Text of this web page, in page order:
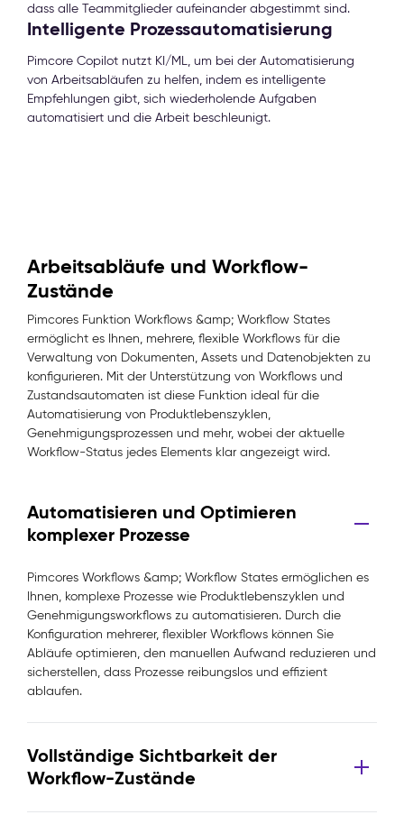
dass alle Teammitglieder aufeinander abgestimmt sind.
Intelligente Prozessautomatisierung
Pimcore Copilot nutzt KI/ML, um bei der Automatisierung
von Arbeitsabläufen zu helfen, indem es intelligente
Empfehlungen gibt, sich wiederholende Aufgaben
automatisiert und die Arbeit beschleunigt.
Arbeitsabläufe und Workflow-
Zustände
Pimcores Funktion Workflows &amp; Workflow States
ermöglicht es Ihnen, mehrere, flexible Workflows für die
Verwaltung von Dokumenten, Assets und Datenobjekten zu
konfigurieren. Mit der Unterstützung von Workflows und
Zustandsautomaten ist diese Funktion ideal für die
Automatisierung von Produktlebenszyklen,
Genehmigungsprozessen und mehr, wobei der aktuelle
Workflow-Status jedes Elements klar angezeigt wird.
Automatisieren und Optimieren
komplexer Prozesse
Pimcores Workflows &amp; Workflow States ermöglichen es
Ihnen, komplexe Prozesse wie Produktlebenszyklen und
Genehmigungsworkflows zu automatisieren. Durch die
Konfiguration mehrerer, flexibler Workflows können Sie
Abläufe optimieren, den manuellen Aufwand reduzieren und
sicherstellen, dass Prozesse reibungslos und effizient
ablaufen.
Vollständige Sichtbarkeit der
Workflow-Zustände